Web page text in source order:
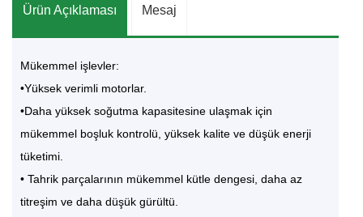
Ürün Açıklaması Mesaj
Mükemmel işlevler:
•Yüksek verimli motorlar.
•Daha yüksek soğutma kapasitesine ulaşmak için
mükemmel boşluk kontrolü, yüksek kalite ve düşük enerji
tüketimi.
• Tahrik parçalarının mükemmel kütle dengesi, daha az
titreşim ve daha düşük gürültü.